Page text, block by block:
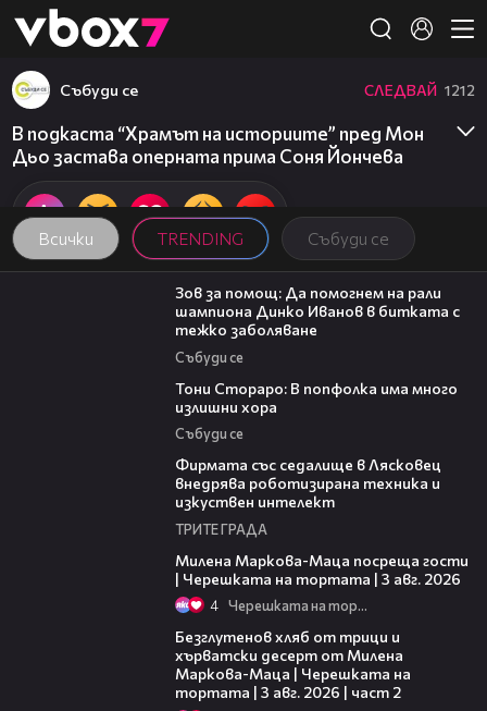
👾
Всички TRENDING Събуди се
Събуди се СЛЕДВАЙ 1212
В подкаста “Храмът на историите” пред Мон
Дьо застава оперната прима Соня Йончева
03:29
Зов за помощ: Да помогнем на рали
шампиона Динко Иванов в битката с
тежко заболяване
Събуди се
Тони Стораро: В попфолка има много
излишни хора
Събуди се
Фирмата със седалище в Лясковец
внедрява роботизирана техника и
изкуствен интелект
ТРИТЕ ГРАДА
Милена Маркова-Маца посреща гости
| Черешката на тортата | 3 авг. 2026
4 Черешката на тортата
Безглутенов хляб от трици и
хърватски десерт от Милена
Маркова-Маца | Черешката на
тортата | 3 авг. 2026 | част 2